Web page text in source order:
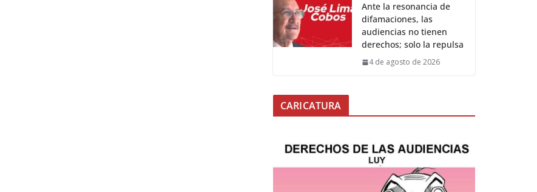
Ante la resonancia de
difamaciones, las
audiencias no tienen
derechos; solo la repulsa
4 de agosto de 2026
CARICATURA